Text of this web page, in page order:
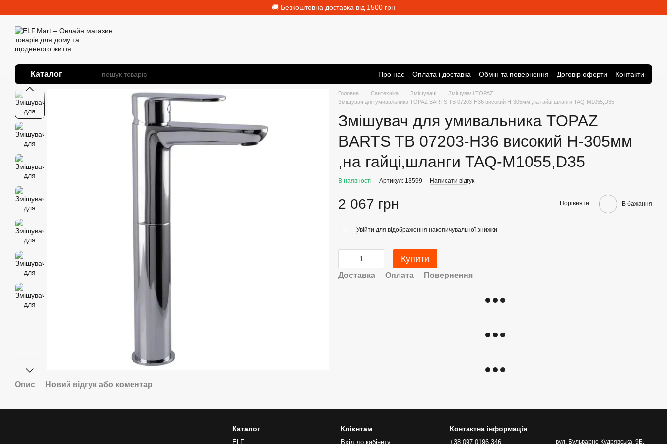
🚚 Безкоштовна доставка від 1500 грн
Каталог Про нас Оплата і доставка Обмін та повернення Договір оферти Контакти
Головна Сантехніка Змішувачі
Змішувачі TOPAZ
Змішувач для умивальника TOPAZ BARTS TB 07203-H36 високий H-305мм ,на гайці,шланги TAQ-M1055,D35
Змішувач для умивальника TOPAZ
BARTS TB 07203-H36 високий H-305мм
,на гайці,шланги TAQ-M1055,D35
В наявності Артикул: 13599 Написати відгук
2 067 грн Порівняти В бажання
Увійти для відображення накопичувальної знижки
Купити
Доставка Оплата Повернення
Опис Новий відгук або коментар
Каталог
ELF
Клієнтам
Вхід до кабінету
Контактна інформація
+38 097 0196 346 вул. Бульварно-Кудрявська, 9Б,